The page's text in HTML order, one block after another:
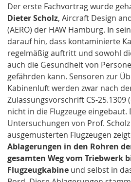
Der erste Fachvortrag wurde
Dieter Scholz, Aircraft Design
(AERO) der HAW Hamburg. In
darauf hin, dass kontaminierte
regelmäßig auftritt und sowohl
auch die Gesundheit von
gefährden kann. Sensoren zur
Kabinenluft werden zwar nach
Zulassungsvorschrift CS-25.1309
nicht in die Flugzeuge eingebaut.
Untersuchungen von Prof.
ausgemusterten Flugzeugen
Ablagerungen in den Rohren
gesamten Weg vom Triebwerk
Flugzeugkabine und selbst in